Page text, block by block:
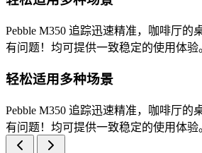
Pebble M350 追踪迅速精准，咖啡厅的
有问题！均可提供一致稳定的使用体验
轻松适用多种场景
Pebble M350 追踪迅速精准，咖啡厅的
有问题！均可提供一致稳定的使用体验